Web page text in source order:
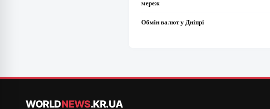
мереж
Обмін валют у Дніпрі
WORLDNEWS.KR.UA